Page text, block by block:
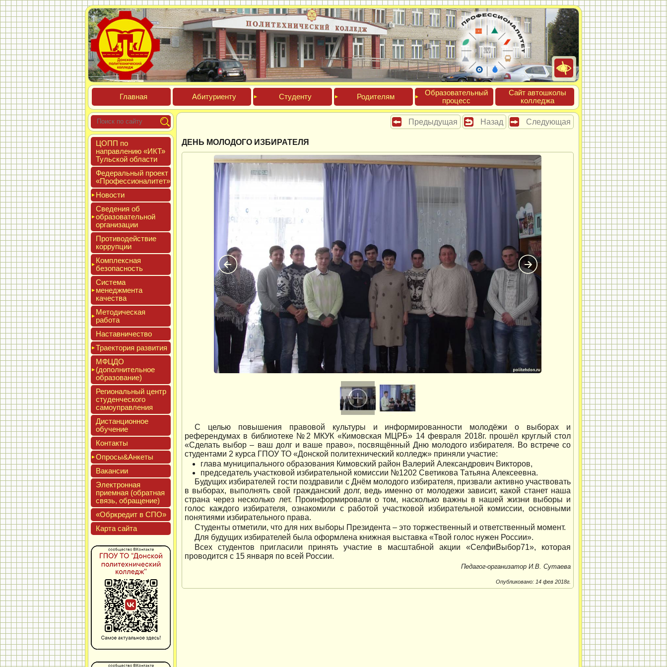
Глав­ная Аби­тури­ен­ту Сту­ден­ту Роди­телям
Обра­зова­тель­ный
про­цесс
Сайт ав­тошко­лы
кол­леджа
ЦОПП по
нап­равле­нию «ИКТ»
Туль­ской об­ласти
Феде­раль­ный про­ект
«Про­фес­си­она­литет»
Новос­ти
Све­дения об
об­ра­зова­тель­ной
ор­га­низа­ции
Про­тиво­дей­ствие
кор­рупции
Ком­плексная
бе­зопас­ность
Сис­те­ма
ме­нед­жмен­та
ка­чес­тва
Мето­дичес­кая
ра­бота
Нас­тавни­чес­тво
Тра­ек­то­рия раз­ви­тия
МФЦДО
(до­пол­ни­тель­ное
об­ра­зова­ние)
Реги­ональ­ный центр
сту­ден­ческо­го
са­мо­уп­равле­ния
Дис­танци­он­ное
обу­чение
Кон­такты
Опро­сы&Анке­ты
Вакан­сии
Элек­трон­ная
при­ем­ная (об­ратная
связь, об­ра­щение)
«Обркре­дит в СПО»
Кар­та сай­та
Предыдущая Назад Следующая
ДЕНЬ МОЛОДОГО ИЗБИРАТЕЛЯ
С целью повышения правовой культуры и информированности молодёжи о выборах и
референдумах в библиотеке №2 МКУК «Кимовская МЦРБ» 14 февраля 2018г. прошёл круглый стол
«Сделать выбор – ваш долг и ваше право», посвящённый Дню молодого избирателя. Во встрече со
студентами 2 курса ГПОУ ТО «Донской политехнический колледж» приняли участие:
глава муниципального образования Кимовский район Валерий Александрович Викторов,
председатель участковой избирательной комиссии №1202 Светикова Татьяна Алексеевна.
Будущих избирателей гости поздравили с Днём молодого избирателя, призвали активно участвовать
в выборах, выполнять свой гражданский долг, ведь именно от молодежи зависит, какой станет наша
страна через несколько лет. Проинформировали о том, насколько важны в нашей жизни выборы и
голос каждого избирателя, ознакомили с работой участковой избирательной комиссии, основными
понятиями избирательного права.
Студенты отметили, что для них выборы Президента – это торжественный и ответственный момент.
Для будущих избирателей была оформлена книжная выставка «Твой голос нужен России».
Всех студентов пригласили принять участие в масштабной акции «СелфиВыбор71», которая
проводится с 15 января по всей России.
Педагог-организатор И.В. Сутаева
Опубликовано: 14 фев 2018г.